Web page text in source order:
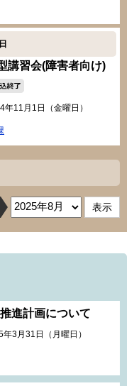
講習会(障害者向け)
11月1日（金曜日）
進計画について
3月31日（月曜日）